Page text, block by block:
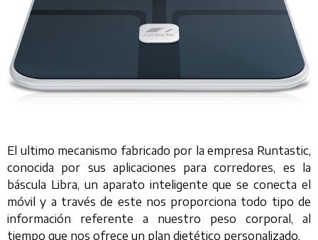
El ultimo mecanismo fabricado por la empresa Runtastic,
conocida por sus aplicaciones para corredores, es la
báscula Libra, un aparato inteligente que se conecta el
móvil y a través de este nos proporciona todo tipo de
información referente a nuestro peso corporal, al
tiempo que nos ofrece un plan dietético personalizado.